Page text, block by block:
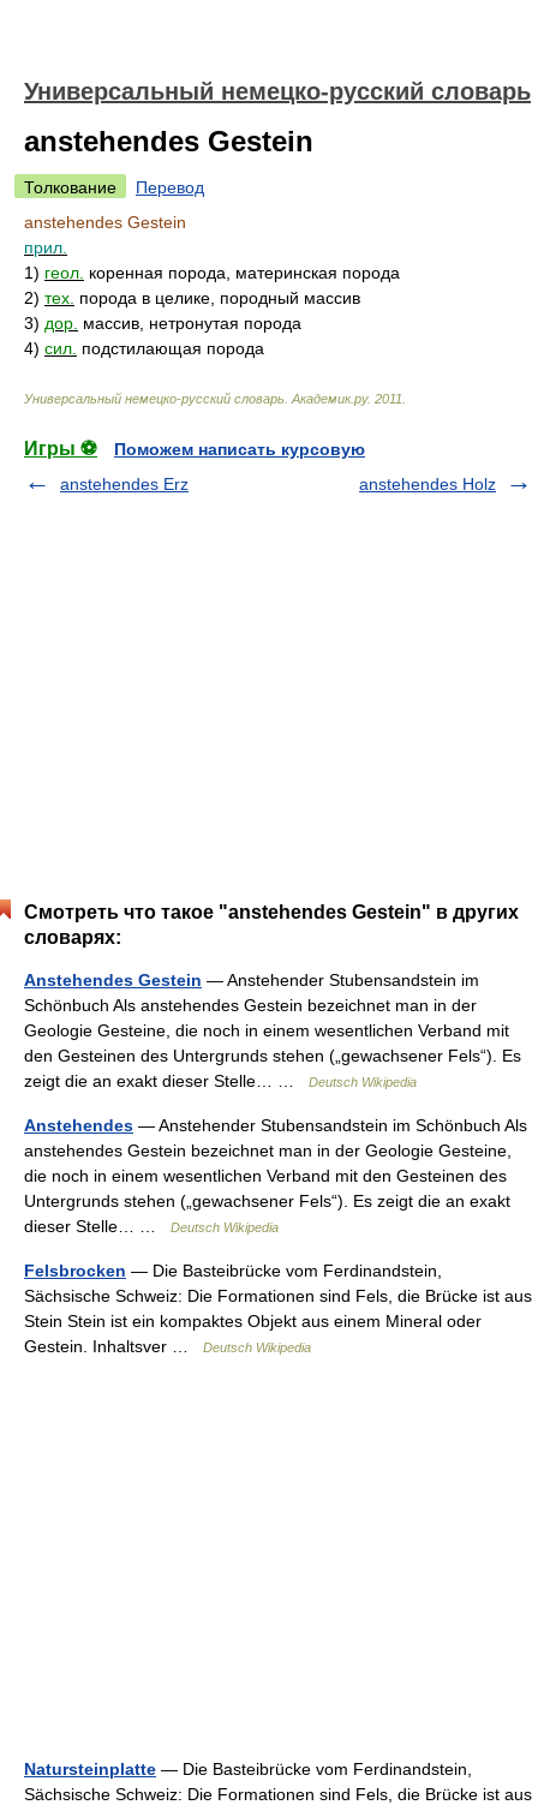
Универсальный немецко-русский словарь
anstehendes Gestein
Толкование
Перевод
anstehendes Gestein
прил.
1) геол. коренная порода, материнская порода
2) тех. порода в целике, породный массив
3) дор. массив, нетронутая порода
4) сил. подстилающая порода
Универсальный немецко-русский словарь Академик.ру. 2011
Игры ⚽
Поможем написать курсовую
anstehendes Erz
anstehendes Holz
Смотреть что такое "anstehendes Gestein" в других
словарях:
Anstehendes Gestein — Anstehender Stubensandstein im
Schönbuch Als anstehendes Gestein bezeichnet man in der
Geologie Gesteine, die noch in einem wesentlichen Verband mit
den Gesteinen des Untergrunds stehen („gewachsener Fels“). Es
zeigt die an exakt dieser Stelle… …
Deutsch Wikipedia
Anstehendes — Anstehender Stubensandstein im Schönbuch Als
anstehendes Gestein bezeichnet man in der Geologie Gesteine,
die noch in einem wesentlichen Verband mit den Gesteinen des
Untergrunds stehen („gewachsener Fels“). Es zeigt die an exakt
dieser Stelle… …
Deutsch Wikipedia
Felsbrocken — Die Basteibrücke vom Ferdinandstein,
Sächsische Schweiz: Die Formationen sind Fels, die Brücke ist aus
Stein Stein ist ein kompaktes Objekt aus einem Mineral oder
Gestein. Inhaltsver …
Deutsch Wikipedia
Natursteinplatte — Die Basteibrücke vom Ferdinandstein,
Sächsische Schweiz: Die Formationen sind Fels, die Brücke ist aus